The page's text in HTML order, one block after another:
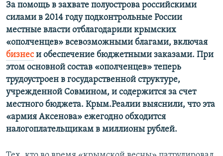
За помощь в захвате полуострова российскими
силами в 2014 году подконтрольные России
местные власти отблагодарили крымских
«ополченцев» всевозможными благами, включая
бизнес и обеспечение бюджетными заказами. При
этом основной состав «ополченцев» теперь
трудоустроен в государственной структуре,
учрежденной Совмином, и содержится за счет
местного бюджета. Крым.Реалии выяснили, что эта
«армия Аксенова» ежегодно обходится
налогоплательщикам в миллионы рублей.